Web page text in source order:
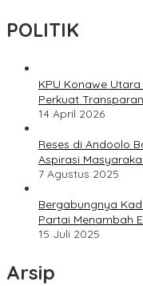
POLITIK
KPU Konawe
Perkuat
14 April 2026
Reses di Andoolo
Aspirasi
7 Agustus 2025
Bergabungnya
Partai Menambah
15 Juli 2025
Arsip